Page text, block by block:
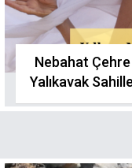
Nebahat
Yalıkavak